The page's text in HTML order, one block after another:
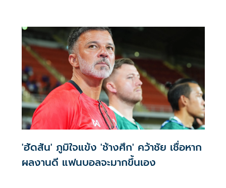
'ฮัดสัน' ภูมิใจแข้ง 'ช้างศึก' คว้าชัย เชื่อหาก
ผลงานดี แฟนบอลจะมากขึ้นเอง